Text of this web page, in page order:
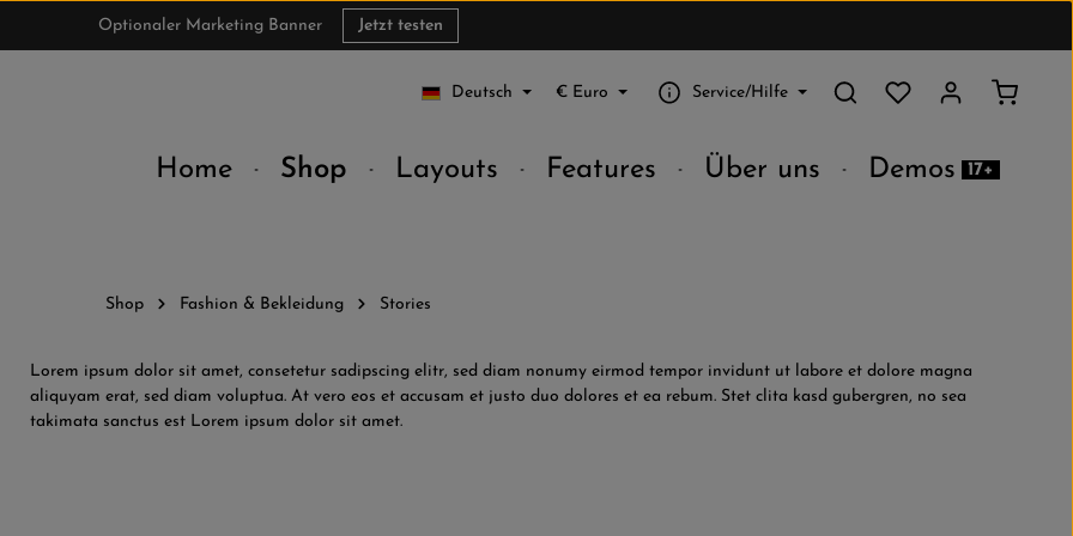
Optionaler Marketing Banner Jetzt testen
Deutsch € Euro Service/Hilfe
Du hast 0 Produkte
Home Shop Layouts Features Über uns Demos 17+
Shop Fashion & Bekleidung Stories
Lorem ipsum dolor sit amet, consetetur sadipscing elitr, sed diam nonumy eirmod tempor invidunt ut labore et dolore magna
aliquyam erat, sed diam voluptua. At vero eos et accusam et justo duo dolores et ea rebum. Stet clita kasd gubergren, no sea
takimata sanctus est Lorem ipsum dolor sit amet.